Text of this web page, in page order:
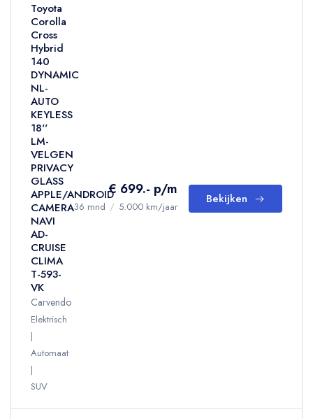
Toyota
Corolla
Cross
Hybrid
140
DYNAMIC
NL-
AUTO
KEYLESS
18''
LM-
VELGEN
PRIVACY
GLASS
APPLE/ANDROID
CAMERA
NAVI
AD-
CRUISE
CLIMA
T-593-
VK
Carvendo
Elektrisch
Automaat
SUV
€ 699.- p/m
36 mnd / 5.000 km/jaar
Bekijken